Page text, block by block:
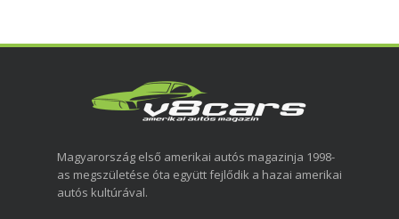
Magyarország első amerikai autós magazinja 1998-
as megszületése óta együtt fejlődik a hazai amerikai
autós kultúrával.